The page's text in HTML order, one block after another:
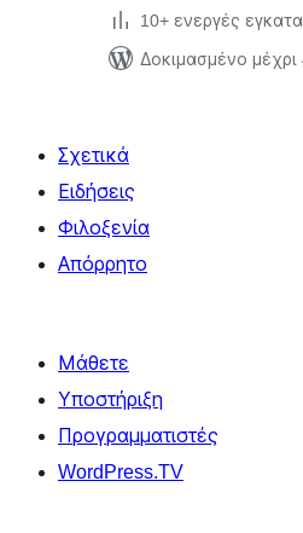
10+ ενεργές
Δοκιμασμένο μέχρι
Σχετικά
Ειδήσεις
Φιλοξενία
Απόρρητο
Μάθετε
Υποστήριξη
Προγραμματιστές
WordPress.TV